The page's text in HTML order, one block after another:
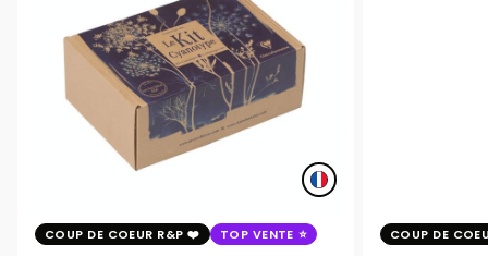
COUP DE COEUR R&P TOP VENTE COUP DE